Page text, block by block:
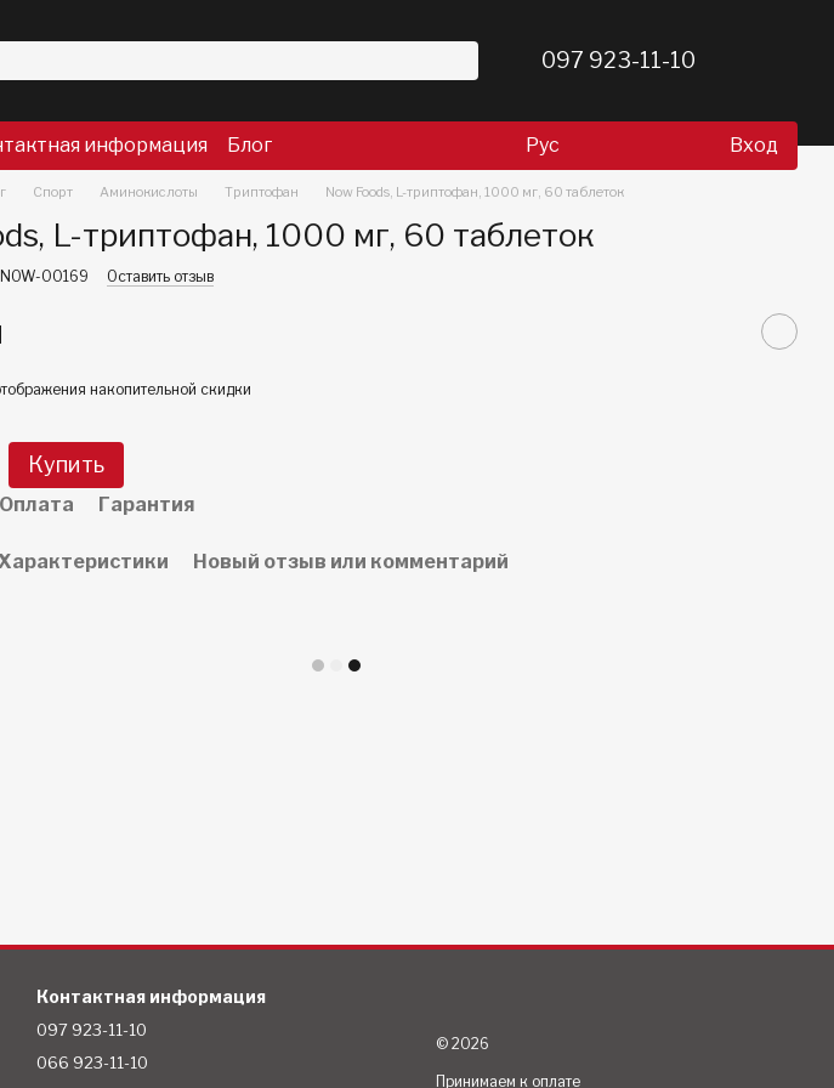
097 923-11-10
информация Блог Рус Вход
Спорт Аминокислоты Триптофан Now Foods, L-триптофан, 1000 мг, 60 таблеток
L-триптофан, 1000 мг, 60 таблеток
00169 Оставить отзыв
накопительной скидки
Купить
Оплата Гарантия
Новый отзыв или комментарий
Контактная информация
097 923-11-10
066 923-11-10
© 2026
Принимаем к оплате